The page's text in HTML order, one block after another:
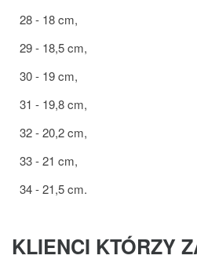
28 - 18 cm,
29 - 18,5 cm,
30 - 19 cm,
31 - 19,8 cm,
32 - 20,2 cm,
33 - 21 cm,
34 - 21,5 cm.
KLIENCI KTÓRZY